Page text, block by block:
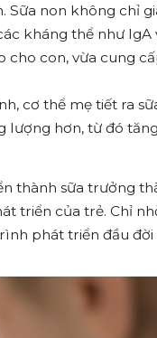
Sữa non không chỉ
kháng thể như IgA
con, vừa cung
cơ thể mẹ tiết ra
lượng hơn, từ đó
thành sữa trưởng
triển của trẻ. Chỉ
phát triển đầu đời